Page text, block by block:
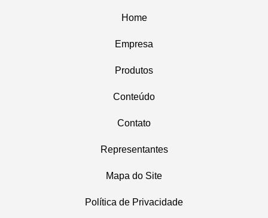
Home
Empresa
Produtos
Conteúdo
Contato
Representantes
Mapa do Site
Política de Privacidade